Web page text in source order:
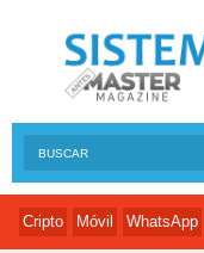
Cripto Móvil WhatsApp